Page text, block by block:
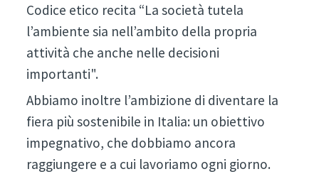
Codice etico recita “La società tutela
l’ambiente sia nell’ambito della propria
attività che anche nelle decisioni
importanti".
Abbiamo inoltre l’ambizione di diventare la
fiera più sostenibile in Italia: un obiettivo
impegnativo, che dobbiamo ancora
raggiungere e a cui lavoriamo ogni giorno.